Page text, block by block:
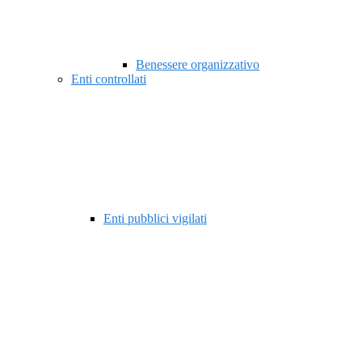
Benessere organizzativo
Enti controllati
Enti pubblici vigilati